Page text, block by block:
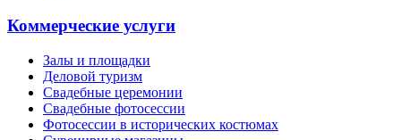
Коммерческие услуги
Залы и площадки
Деловой туризм
Свадебные церемонии
Свадебные фотосессии
Фотосессии в исторических костюмах